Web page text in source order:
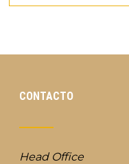
CONTACTO
Head Office